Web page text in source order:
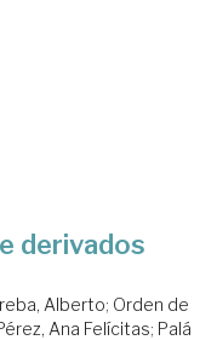
derivados
Alberto; Orden de
Ana Felícitas; Palá